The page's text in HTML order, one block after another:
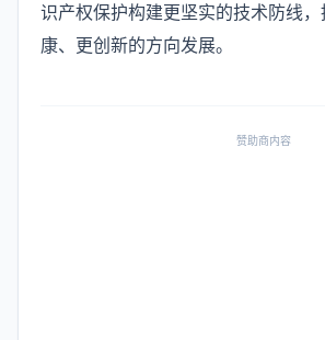
识产权保护构建更坚实的技术防线
康、更创新的方向发展。
赞助商内容